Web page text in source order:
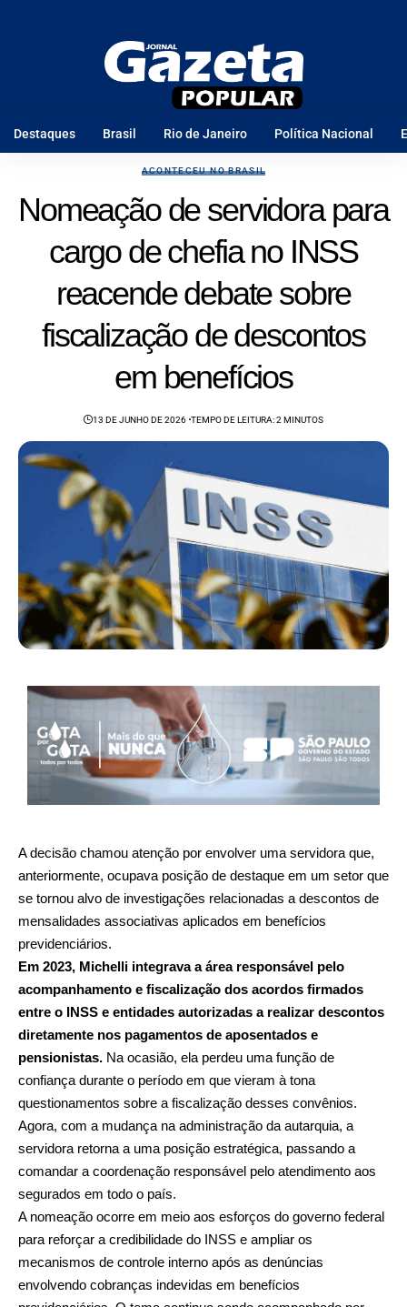
Destaques Brasil Rio de Janeiro Política Nacional
ACONTECEU NO BRASIL
Nomeação de servidora para
cargo de chefia no INSS
reacende debate sobre
fiscalização de descontos
em benefícios
13 DE JUNHO DE 2026 TEMPO DE LEITURA: 2 MINUTOS
A decisão chamou atenção por envolver uma servidora que,
anteriormente, ocupava posição de destaque em um setor que
se tornou alvo de investigações relacionadas a descontos de
mensalidades associativas aplicados em benefícios
previdenciários.
Em 2023, Michelli integrava a área responsável pelo
acompanhamento e fiscalização dos acordos firmados
entre o INSS e entidades autorizadas a realizar descontos
diretamente nos pagamentos de aposentados e
pensionistas. Na ocasião, ela perdeu uma função de
confiança durante o período em que vieram à tona
questionamentos sobre a fiscalização desses convênios.
Agora, com a mudança na administração da autarquia, a
servidora retorna a uma posição estratégica, passando a
comandar a coordenação responsável pelo atendimento aos
segurados em todo o país.
A nomeação ocorre em meio aos esforços do governo federal
para reforçar a credibilidade do INSS e ampliar os
mecanismos de controle interno após as denúncias
envolvendo cobranças indevidas em benefícios